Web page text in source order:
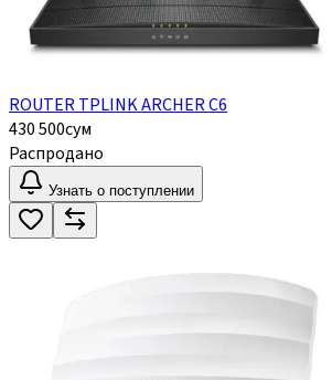
ROUTER TPLINK ARCHER C6
430 500сум
Распродано
Узнать о поступлении